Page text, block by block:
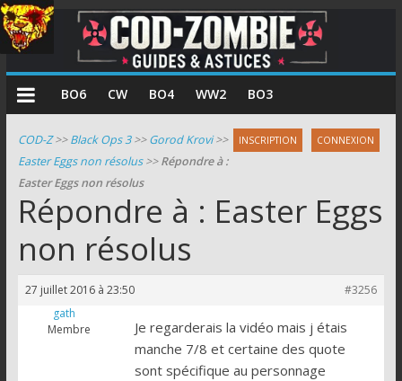
COD
Zombie
Guides
et
astuces
le
zombie
BO6 CW BO4 WW2 BO3
INSCRIPTION CONNEXION
COD-Z>>Black Ops 3>>Gorod Krovi>>
Easter Eggs non résolus>>Répondre à :
Easter Eggs non résolus
Répondre à : Easter Eggs
non résolus
27 juillet 2016 à 23:50
#3256
gath
Membre
Je regarderais la vidéo mais j étais
manche 7/8 et certaine des quote
sont spécifique au personnage